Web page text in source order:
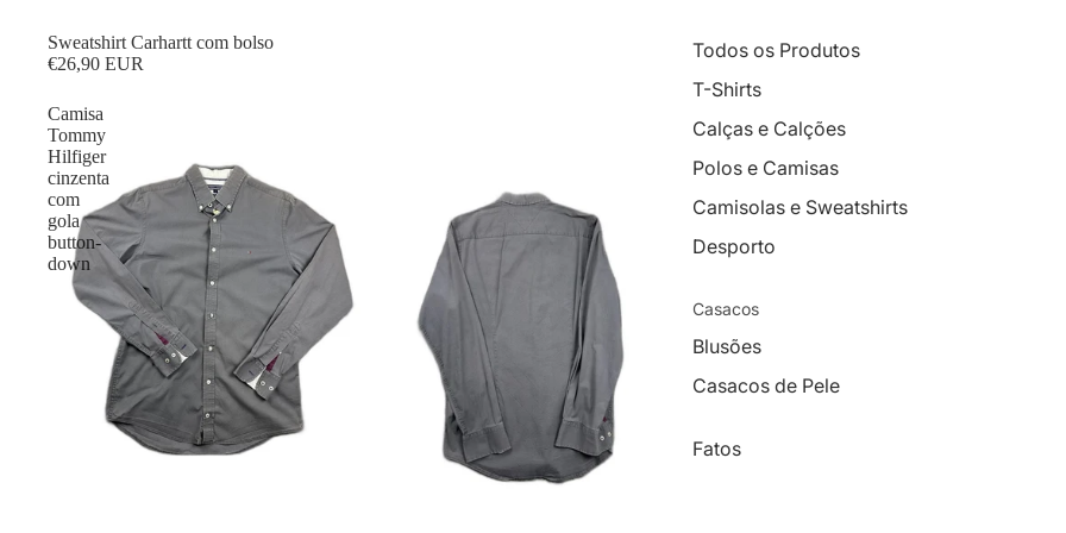
Todos os Produtos
T-Shirts
Calças e Calções
Polos e Camisas
Camisolas e Sweatshirts
Desporto
Casacos
Blusões
Casacos de Pele
Fatos
Sweatshirt Carhartt com bolso
€26,90 EUR
Camisa
Tommy
Hilfiger
cinzenta
com
gola
button-
down